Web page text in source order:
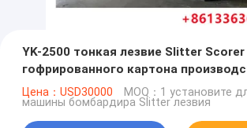
YK-2500 тонкая лезвие Slitter
гофрированного картона
линии
Цена：USD30000 MOQ：1 установите
машины бомбардира Slitter лезвия